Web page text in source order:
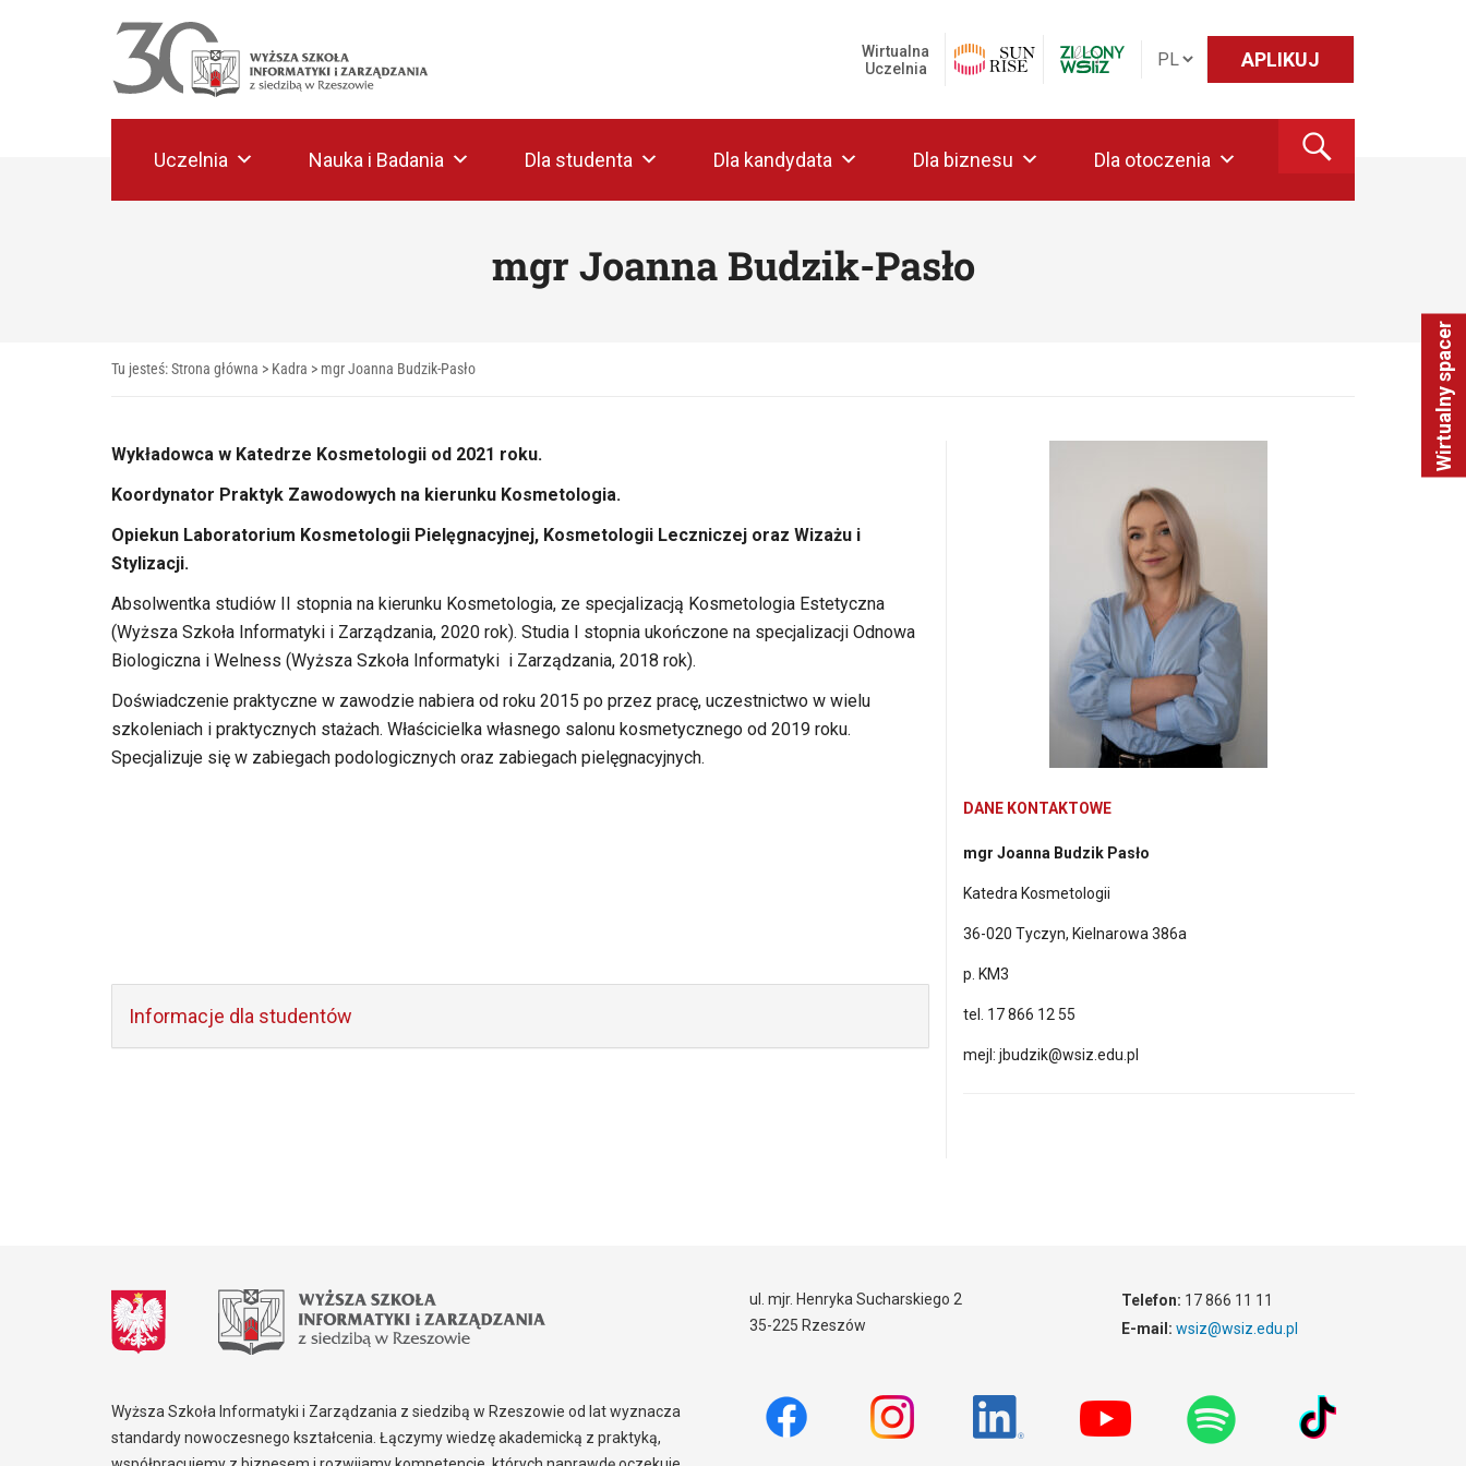
Wirtualny spacer
APLIKUJ
Wirtualna
Uczelnia
Uczelnia Nauka i Badania Dla studenta Dla kandydata Dla biznesu Dla otoczenia
mgr Joanna Budzik-Pasło
Tu jesteś:Strona główna > Kadra > mgr Joanna Budzik-Pasło
Wykładowca w Katedrze Kosmetologii od 2021 roku.
Koordynator Praktyk Zawodowych na kierunku Kosmetologia.
Opiekun Laboratorium Kosmetologii Pielęgnacyjnej, Kosmetologii Leczniczej oraz Wizażu i
Stylizacji.
Absolwentka studiów II stopnia na kierunku Kosmetologia, ze specjalizacją Kosmetologia Estetyczna
(Wyższa Szkoła Informatyki i Zarządzania, 2020 rok). Studia I stopnia ukończone na specjalizacji Odnowa
Biologiczna i Welness (Wyższa Szkoła Informatyki i Zarządzania, 2018 rok).
Doświadczenie praktyczne w zawodzie nabiera od roku 2015 po przez pracę, uczestnictwo w wielu
szkoleniach i praktycznych stażach. Właścicielka własnego salonu kosmetycznego od 2019 roku.
Specjalizuje się w zabiegach podologicznych oraz zabiegach pielęgnacyjnych.
Informacje dla studentów
DANE KONTAKTOWE
mgr Joanna Budzik Pasło
Katedra Kosmetologii
36-020 Tyczyn, Kielnarowa 386a
p. KM3
tel. 17 866 12 55
mejl: jbudzik@wsiz.edu.pl
Wyższa Szkoła Informatyki i Zarządzania z siedzibą w Rzeszowie od lat wyznacza
standardy nowoczesnego kształcenia. Łączymy wiedzę akademicką z praktyką,
ul. mjr. Henryka Sucharskiego 2
35-225 Rzeszów
Telefon: 17 866 11 11
E-mail: wsiz@wsiz.edu.pl